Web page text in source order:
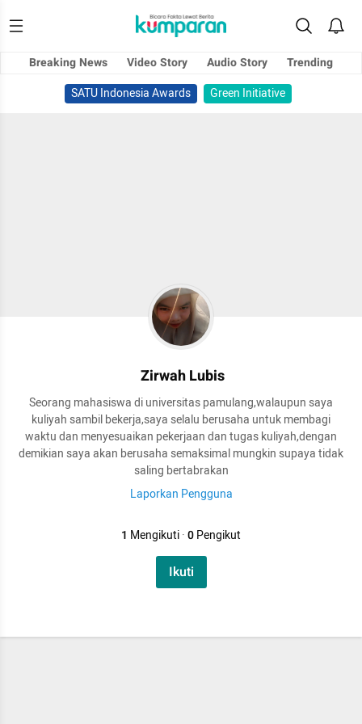
Breaking News Video Story Audio Story
Trending
SATU Indonesia Awards
Green Initiative
Zirwah Lubis
Seorang mahasiswa di universitas pamulang,walaupun saya
kuliyah sambil bekerja,saya selalu berusaha untuk membagi
waktu dan menyesuaikan pekerjaan dan tugas kuliyah,dengan
demikian saya akan berusaha semaksimal mungkin supaya tidak
saling bertabrakan
Laporkan Pengguna
1 Mengikuti·0Pengikut
Ikuti